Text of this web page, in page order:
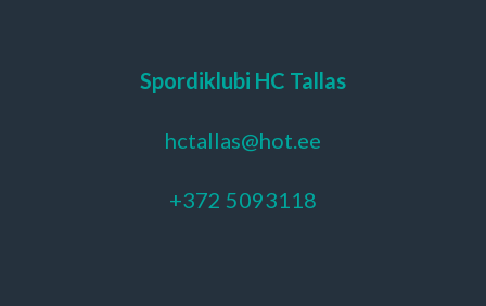
Spordiklubi HC Tallas
hctallas@hot.ee
+372 5093118